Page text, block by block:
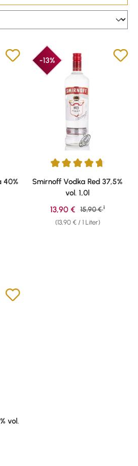
von 4.95 von 5 Sternen
40%
-13%
Durchschnittliche Bewertung
Smirnoff Vodka Red 37,5%
vol. 1,0l
(13,90 € / 1 Liter)
Verkaufspreis:
13,90 € Regulärer Preis:
15,90 € 1
von 4.9 von 5 Sternen
vol.